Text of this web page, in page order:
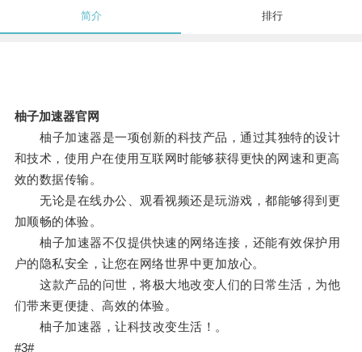
简介 排行
柚子加速器官网
柚子加速器是一项创新的科技产品，通过其独特的设计
和技术，使用户在使用互联网时能够获得更快的网速和更高
效的数据传输。
无论是在线办公、观看视频还是玩游戏，都能够得到更
加顺畅的体验。
柚子加速器不仅提供快速的网络连接，还能有效保护用
户的隐私安全，让您在网络世界中更加放心。
这款产品的问世，将极大地改变人们的日常生活，为他
们带来更便捷、高效的体验。
柚子加速器，让科技改变生活！。
#3#